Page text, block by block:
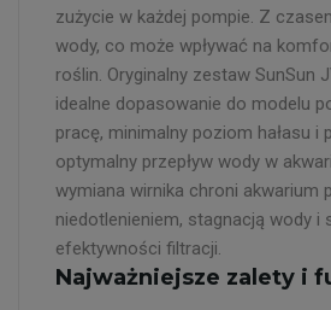
zużycie w każdej pompie. Z
wody, co może wpływać na
roślin. Oryginalny zestaw SunSun
idealne dopasowanie do modelu
pracę, minimalny poziom hałasu i
optymalny przepływ wody w
wymiana wirnika chroni akwarium
niedotlenieniem, stagnacją wody i
efektywności filtracji.
Najważniejsze zalety i